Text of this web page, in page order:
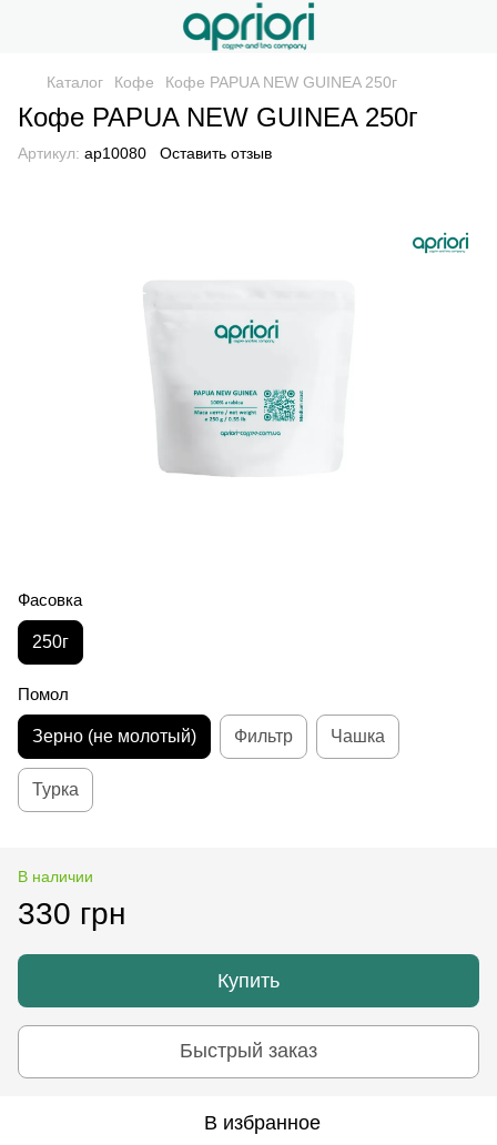
Каталог Кофе Кофе PAPUA NEW GUINEA 250г
Кофе PAPUA NEW GUINEA 250г
Артикул: ap10080 Оставить отзыв
Фасовка
250г
Помол
Зерно (не молотый) Фильтр Чашка
Турка
В наличии
330 грн
Купить
Быстрый заказ
В избранное